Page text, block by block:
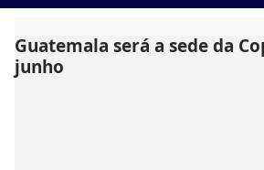
Guatemala será a sede da
junho